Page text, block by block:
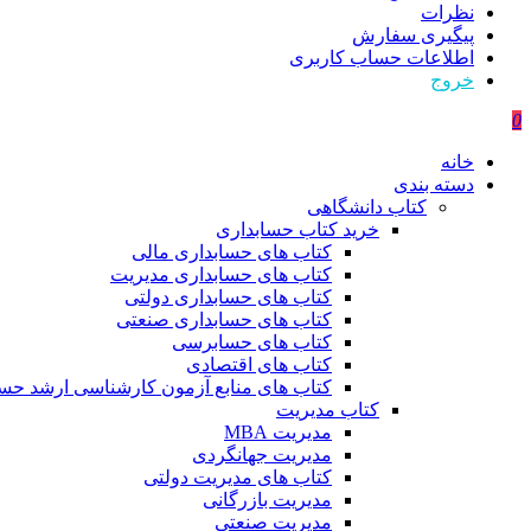
نظرات
پیگیری سفارش
اطلاعات حساب كاربری
خروج
0
خانه
دسته بندی
کتاب دانشگاهی
خرید کتاب حسابداری
کتاب های حسابداری مالی
کتاب های حسابداری مدیریت
کتاب های حسابداری دولتی
کتاب های حسابداری صنعتی
کتاب های حسابرسی
کتاب های اقتصادی
کتاب های منابع آزمون کارشناسی ارشد
کتاب مدیریت
مدیریت MBA
مدیریت جهانگردی
کتاب های مدیریت دولتی
مدیریت بازرگانی
مدیریت صنعتی